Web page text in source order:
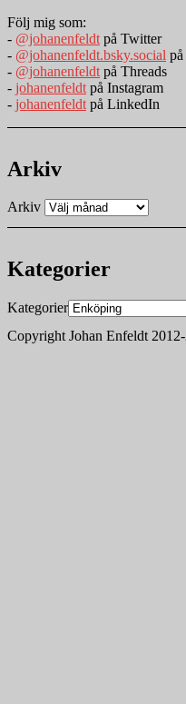
Följ mig som:
- @johanenfeldt på Twitter
- @johanenfeldt.bsky.social
- @johanenfeldt på Threads
- johanenfeldt på Instagram
- johanenfeldt på LinkedIn
Arkiv
Arkiv
Kategorier
Kategorier
Copyright Johan Enfeldt